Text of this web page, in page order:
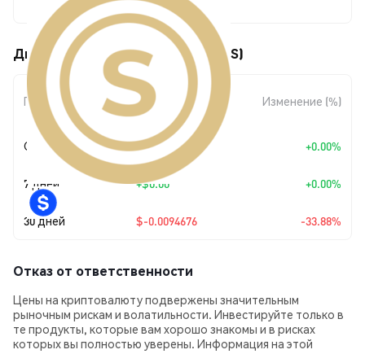
$0.018475
Движения цены Mithril Share (MIS)
Период
Изменение
суммы
Изменение (%)
Сегодня +$0.00 +0.00%
7 дней +$0.00 +0.00%
30 дней $-0.0094676 -33.88%
Отказ от ответственности
Цены на криптовалюту подвержены значительным
рыночным рискам и волатильности. Инвестируйте только в
те продукты, которые вам хорошо знакомы и в рисках
которых вы полностью уверены. Информация на этой